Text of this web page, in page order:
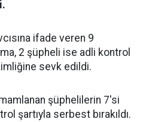
ifade veren 9
2 şüpheli ise adli kontrol
sevk edildi.
şüphelilerin 7'si
şartıyla serbest bırakıldı.